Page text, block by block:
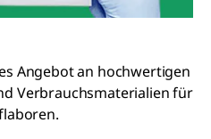
Angebot an hochwertigen
Verbrauchsmaterialien für